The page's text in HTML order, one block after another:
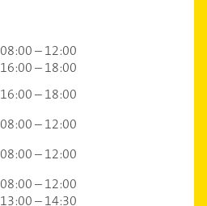
08:00 – 12:00
16:00 – 18:00
16:00 – 18:00
08:00 – 12:00
08:00 – 12:00
08:00 – 12:00
13:00 – 14:30